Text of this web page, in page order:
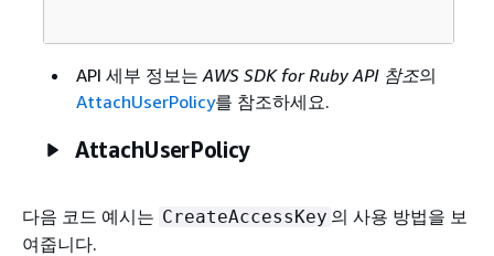
API 세부 정보는 AWS SDK for Ruby API 참조의
AttachUserPolicy를 참조하세요.
AttachUserPolicy
다음 코드 예시는 CreateAccessKey 의 사용 방법을 보
여줍니다.